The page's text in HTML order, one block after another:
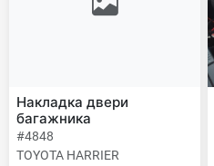
Накладка двери
багажника
#4848
TOYOTA HARRIER